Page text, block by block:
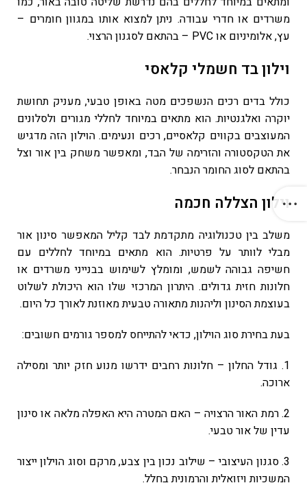
משרדים או חדרי עבודה. ניתן למצוא אותו במגוון חומרים –
עץ, אלומיניום או PVC – בהתאם לסגנון הרצוי.
וילון בד חשמלי קלאסי
כולל בדים רכים הנשפכים מטה באופן טבעי, מעניק תחושת
יוקרה ואלגנטיות. הוא מתאים במיוחד לחללי מגורים ולסלונים
המעוצבים בקווים קלאסיים, רכים ונעימים. הוילון הזה מדגיש
את הטקסטורה והזרימה של הבד, ומאפשר משחק בין אור וצל
בהתאם לסוג החומר הנבחר.
וילון הצללה חכמה
משלב בין טכנולוגיה מתקדמת לבד קליל המאפשר סינון אור
מבלי לוותר על פרטיות. הוא מתאים במיוחד לחללים עם
חשיפה גבוהה לשמש, ומומלץ לשימוש בבנייני משרדים או
חלונות חזית גדולים. היתרון המרכזי שלו הוא היכולת לשלוט
בעוצמת הסינון וליהנות מתאורה טבעית מאוזנת לאורך כל היום.
בעת בחירת סוג הוילון, כדאי להתייחס למספר גורמים חשובים:
1. גודל החלון – חלונות רחבים ידרשו מנוע חזק יותר ומסילה
ארוכה.
2. רמת האור הרצויה – האם המטרה היא האפלה מלאה או סינון
עדין של אור טבעי.
3. סגנון העיצובי – שילוב נכון בין צבע, מרקם וסוג הוילון ייצור
המשכיות ויזואלית והרמונית בחלל.